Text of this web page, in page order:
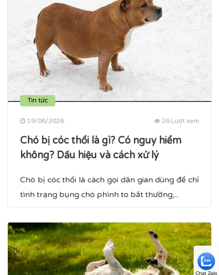
Tin tức
19/06/2026 26 Lượt xem
Chó bị cóc thổi là gì? Có nguy hiểm
không? Dấu hiệu và cách xử lý
Chó bị cóc thổi là cách gọi dân gian dùng để chỉ
tình trạng bụng chó phình to bất thường,...
Chat Zalo